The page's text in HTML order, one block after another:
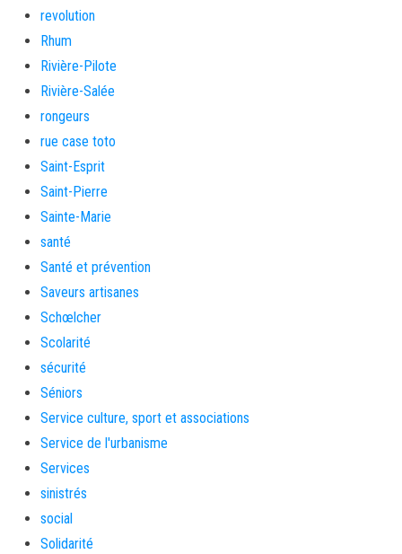
revolution
Rhum
Rivière-Pilote
Rivière-Salée
rongeurs
rue case toto
Saint-Esprit
Saint-Pierre
Sainte-Marie
santé
Santé et prévention
Saveurs artisanes
Schœlcher
Scolarité
sécurité
Séniors
Service culture, sport et associations
Service de l'urbanisme
Services
sinistrés
social
Solidarité